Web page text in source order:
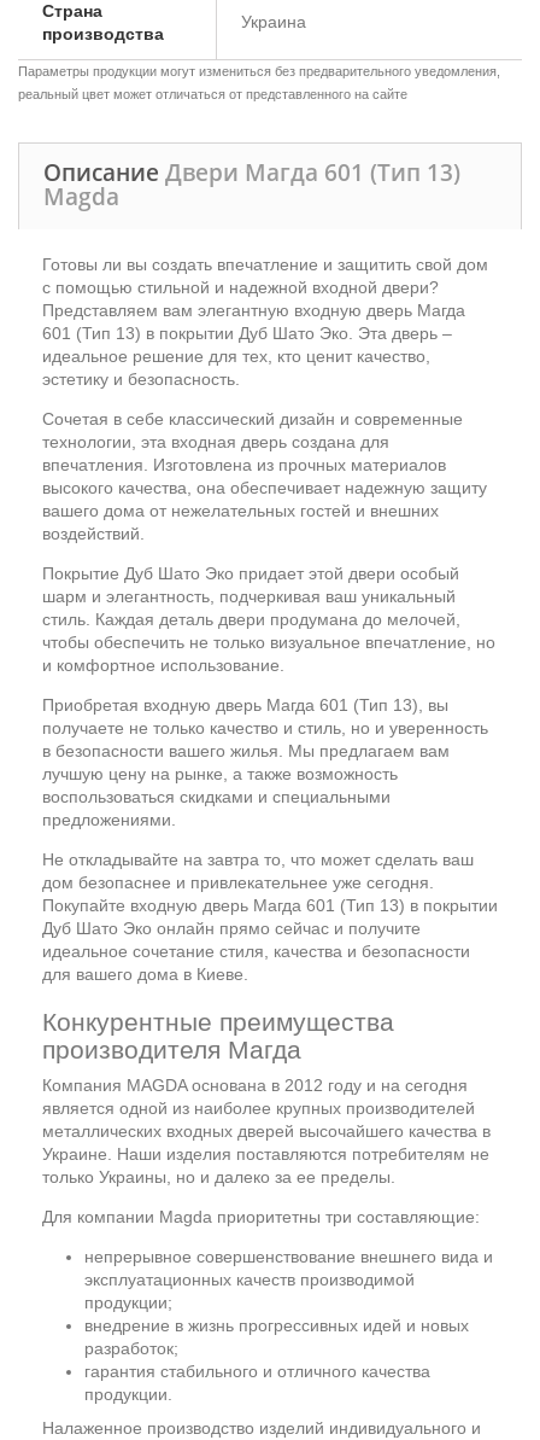
Страна
производства
Украина
Параметры продукции могут измениться без предварительного уведомления,
реальный цвет может отличаться от представленного на сайте
Описание Двери Магда 601 (Тип 13)
Magda
Готовы ли вы создать впечатление и защитить свой дом
с помощью стильной и надежной входной двери?
Представляем вам элегантную входную дверь Магда
601 (Тип 13) в покрытии Дуб Шато Эко. Эта дверь –
идеальное решение для тех, кто ценит качество,
эстетику и безопасность.
Сочетая в себе классический дизайн и современные
технологии, эта входная дверь создана для
впечатления. Изготовлена из прочных материалов
высокого качества, она обеспечивает надежную защиту
вашего дома от нежелательных гостей и внешних
воздействий.
Покрытие Дуб Шато Эко придает этой двери особый
шарм и элегантность, подчеркивая ваш уникальный
стиль. Каждая деталь двери продумана до мелочей,
чтобы обеспечить не только визуальное впечатление, но
и комфортное использование.
Приобретая входную дверь Магда 601 (Тип 13), вы
получаете не только качество и стиль, но и уверенность
в безопасности вашего жилья. Мы предлагаем вам
лучшую цену на рынке, а также возможность
воспользоваться скидками и специальными
предложениями.
Не откладывайте на завтра то, что может сделать ваш
дом безопаснее и привлекательнее уже сегодня.
Покупайте входную дверь Магда 601 (Тип 13) в покрытии
Дуб Шато Эко онлайн прямо сейчас и получите
идеальное сочетание стиля, качества и безопасности
для вашего дома в Киеве.
Конкурентные преимущества
производителя Магда
Компания MAGDA основана в 2012 году и на сегодня
является одной из наиболее крупных производителей
металлических входных дверей высочайшего качества в
Украине. Наши изделия поставляются потребителям не
только Украины, но и далеко за ее пределы.
Для компании Magda приоритетны три составляющие:
непрерывное совершенствование внешнего вида и
эксплуатационных качеств производимой
продукции;
внедрение в жизнь прогрессивных идей и новых
разработок;
гарантия стабильного и отличного качества
продукции.
Налаженное производство изделий индивидуального и